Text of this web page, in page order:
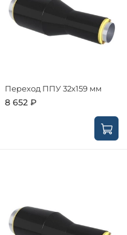
Переход ППУ 32х159 мм
8 652 ₽